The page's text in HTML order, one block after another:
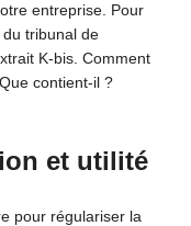
entreprise. Pour
tribunal de
K-bis. Comment
contient-il ?
et utilité
pour régulariser la